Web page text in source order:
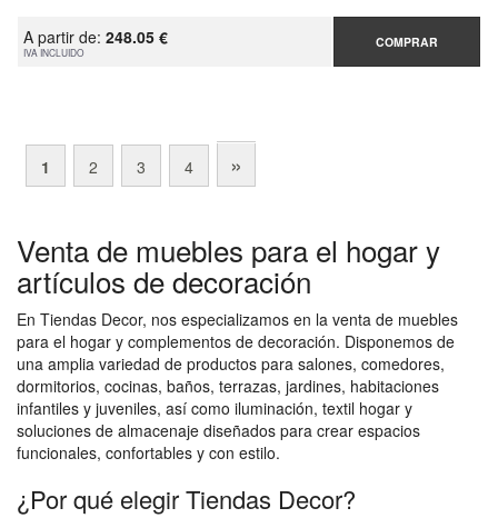
A partir de: 248.05 €
IVA INCLUIDO
COMPRAR
1 2 3 4 »
Venta de muebles para el hogar y
artículos de decoración
En Tiendas Decor, nos especializamos en la venta de muebles
para el hogar y complementos de decoración. Disponemos de
una amplia variedad de productos para salones, comedores,
dormitorios, cocinas, baños, terrazas, jardines, habitaciones
infantiles y juveniles, así como iluminación, textil hogar y
soluciones de almacenaje diseñados para crear espacios
funcionales, confortables y con estilo.
¿Por qué elegir Tiendas Decor?